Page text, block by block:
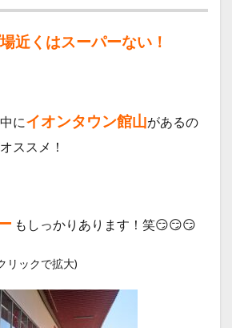
近くはスーパーない！
にイオンタウン館山があるの
ススメ！
もしっかりあります！笑😏😏😏
リックで拡大)